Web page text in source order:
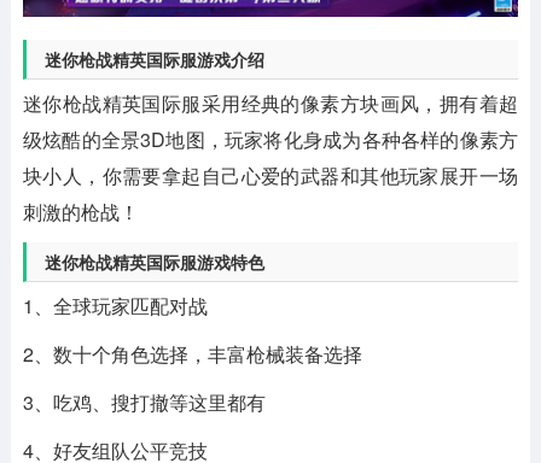
迷你枪战精英国际服游戏介绍
迷你枪战精英国际服采用经典的像素方块画风，拥有着超
级炫酷的全景3D地图，玩家将化身成为各种各样的像素方
块小人，你需要拿起自己心爱的武器和其他玩家展开一场
刺激的枪战！
迷你枪战精英国际服游戏特色
1、全球玩家匹配对战
2、数十个角色选择，丰富枪械装备选择
3、吃鸡、搜打撤等这里都有
4、好友组队公平竞技